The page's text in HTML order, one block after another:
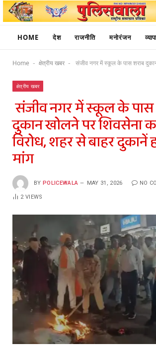
HOME देश राजनीति मनोरंजन
Home - क्षेत्रीय खबर - संजीव नगर में स्कूल के पास शराब दुकान खोलने पर शिवसेना का उग्र
क्षेत्रीय खबर
संजीव नगर में स्कूल के पास
दुकान खोलने पर शिवसेना
विरोध, शहर से बाहर दुकानें
मांग
BY POLICEWALA MAY 31, 2026 NO
2VIEWS